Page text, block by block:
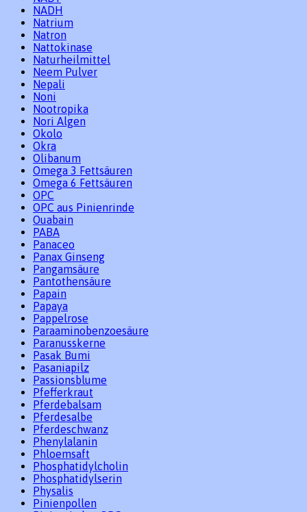
NADH
Natrium
Natron
Nattokinase
Naturheilmittel
Neem Pulver
Nepali
Noni
Nootropika
Nori Algen
Okolo
Okra
Olibanum
Omega 3 Fettsäuren
Omega 6 Fettsäuren
OPC
OPC aus Pinienrinde
Ouabain
PABA
Panaceo
Panax Ginseng
Pangamsäure
Pantothensäure
Papain
Papaya
Pappelrose
Paraaminobenzoesäure
Paranusskerne
Pasak Bumi
Pasaniapilz
Passionsblume
Pfefferkraut
Pferdebalsam
Pferdesalbe
Pferdeschwanz
Phenylalanin
Phloemsaft
Phosphatidylcholin
Phosphatidylserin
Physalis
Pinienpollen